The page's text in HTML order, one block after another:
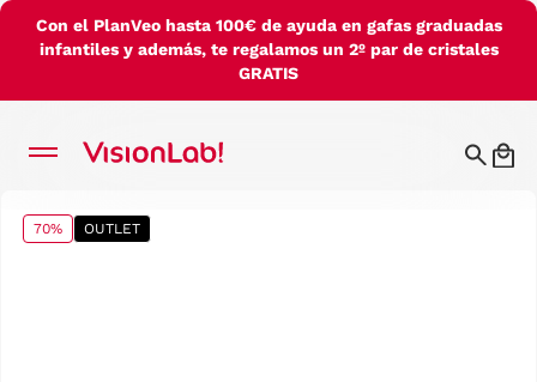
Con el PlanVeo hasta 100€ de ayuda en gafas graduadas
infantiles y además, te regalamos un 2º par de cristales
GRATIS
70% OUTLET